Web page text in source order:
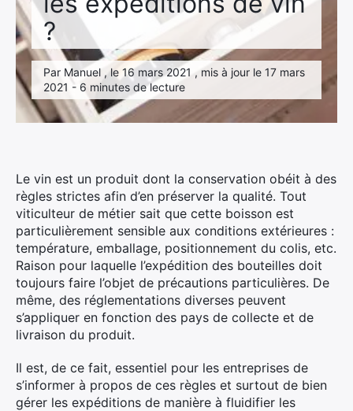
?
Par Manuel , le 16 mars 2021 , mis à jour le 17 mars
2021 - 6 minutes de lecture
Le vin est un produit dont la conservation obéit à des
règles strictes afin d’en préserver la qualité. Tout
viticulteur de métier sait que cette boisson est
particulièrement sensible aux conditions extérieures :
température, emballage, positionnement du colis, etc.
Raison pour laquelle l’expédition des bouteilles doit
toujours faire l’objet de précautions particulières. De
même, des réglementations diverses peuvent
s’appliquer en fonction des pays de collecte et de
livraison du produit.
Il est, de ce fait, essentiel pour les entreprises de
s’informer à propos de ces règles et surtout de bien
gérer les expéditions de manière à fluidifier les